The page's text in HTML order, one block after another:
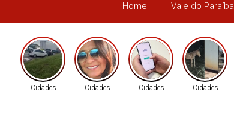
Home Vale do Paraíba
Cidades Cidades Cidades Cidades